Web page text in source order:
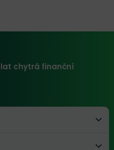
chytrá finanční